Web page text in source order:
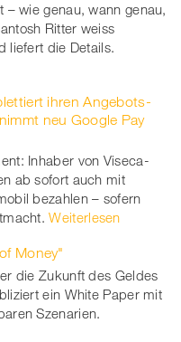
– wie genau, wann genau,
Ritter weiss
liefert die Details.
ihren Angebots-
neu Google Pay
Inhaber von Viseca-
ab sofort auch mit
bezahlen – sofern
Weiterlesen
Money"
die Zukunft des Geldes
ein White Paper mit
Szenarien.